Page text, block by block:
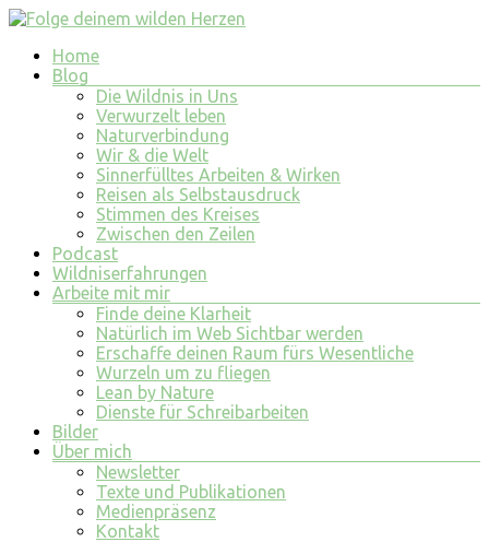
Zum
springen
Folge
deinem
Herzen
Erfüllung
allem
was
Menü
Home
Blog
Die Wildnis in Uns
Verwurzelt leben
Naturverbindung
Wir & die Welt
Sinnerfülltes Arbeiten & Wirken
Reisen als Selbstausdruck
Stimmen des Kreises
Zwischen den Zeilen
Podcast
Wildniserfahrungen
Arbeite mit mir
Finde deine Klarheit
Natürlich im Web Sichtbar werden
Erschaffe deinen Raum fürs Wesentliche
Wurzeln um zu fliegen
Lean by Nature
Dienste für Schreibarbeiten
Bilder
Über mich
Newsletter
Texte und Publikationen
Medienpräsenz
Kontakt